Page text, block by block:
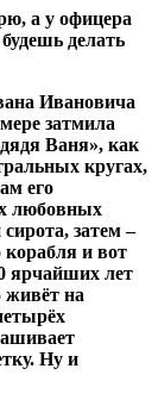
а у офицера
делать
Ивановича
затмила
Ваня», как
кругах,
его
любовных
затем –
корабля и вот
ярчайших лет
живёт на
Ну и